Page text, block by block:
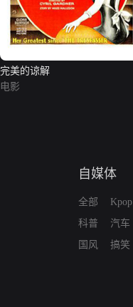
完美的谅解
电影
自媒体
全部
科普
国风
Kpop
汽车
搞笑